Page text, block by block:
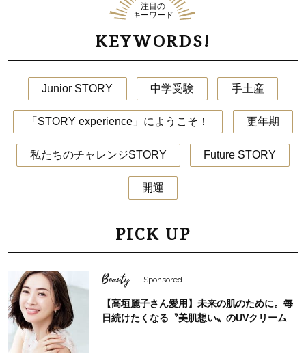
注目の
キーワード
KEYWORDS!
Junior STORY 中学受験 手土産
「STORY experience」にようこそ！ 更年期
私たちのチャレンジSTORY Future STORY
開運
PICK UP
Beauty Sponsored
【高垣麗子さん愛用】未来の肌のために。毎
日続けたくなる〝美肌想い〟のUVクリーム